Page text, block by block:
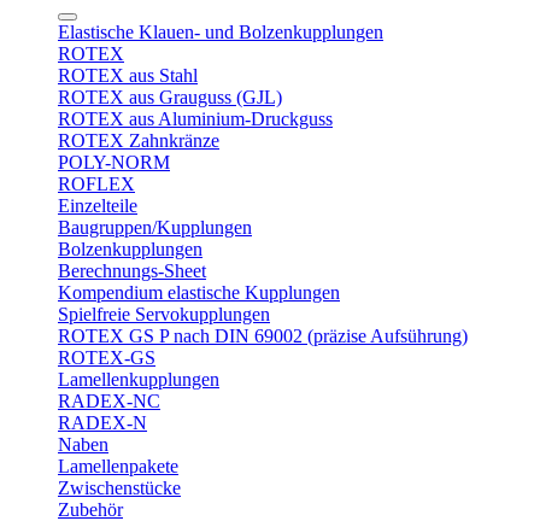
Elastische Klauen- und Bolzenkupplungen
ROTEX
ROTEX aus Stahl
ROTEX aus Grauguss (GJL)
ROTEX aus Aluminium-Druckguss
ROTEX Zahnkränze
POLY-NORM
ROFLEX
Einzelteile
Baugruppen/Kupplungen
Bolzenkupplungen
Berechnungs-Sheet
Kompendium elastische Kupplungen
Spielfreie Servokupplungen
ROTEX GS P nach DIN 69002 (präzise Aufsührung)
ROTEX-GS
Lamellenkupplungen
RADEX-NC
RADEX-N
Naben
Lamellenpakete
Zwischenstücke
Zubehör